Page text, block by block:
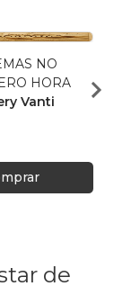
NO
HORA
Vanti
R$
de